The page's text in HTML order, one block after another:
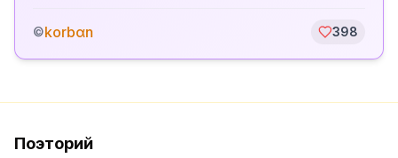
©korbαn 398
Поэторий